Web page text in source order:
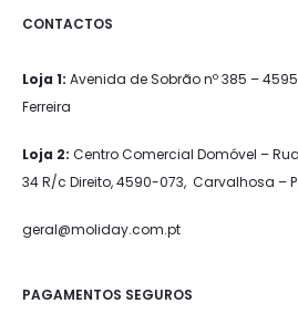
CONTACTOS
Loja 1: Avenida de Sobrão nº 385 –
Ferreira
Loja 2: Centro Comercial Domóvel –
34 R/c Direito, 4590-073, Carvalhosa –
geral@moliday.com.pt
PAGAMENTOS SEGUROS